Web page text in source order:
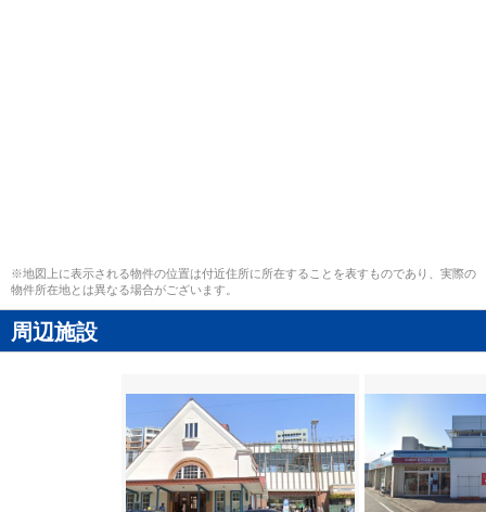
※地図上に表示される物件の位置は付近住所に所在することを表すものであり、実際の
物件所在地とは異なる場合がございます。
周辺施設